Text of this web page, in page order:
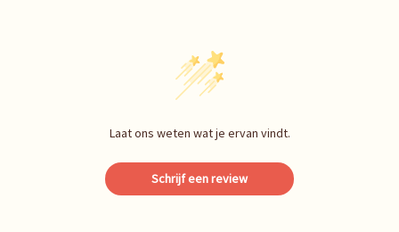
Laat ons weten wat je ervan vindt.
Schrijf een review